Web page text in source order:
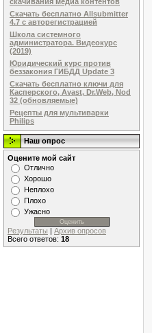
Скачать бесплатно Allsubmitter
4.7 с авторегистрацией
Школа системного
администратора. Видеокурс
(2019)
Юридический курс против
беззакония ГИБДД Update 3
Скачать бесплатно ключи для
Касперского, Avast, Dr.Web, Nod
32 (обновляемые)
Рецепты для мультиварки
Philips
Наш опрос
Оцените мой сайт
Отлично
Хорошо
Неплохо
Плохо
Ужасно
Результаты | Архив опросов
Всего ответов: 18